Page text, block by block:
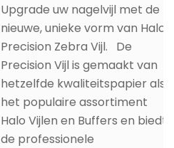
Upgrade uw nagelvijl met de
nieuwe, unieke vorm van Halo
Precision Zebra Vijl. De
Precision Vijl is gemaakt van
hetzelfde kwaliteitspapier als
het populaire assortiment
Halo Vijlen en Buffers en biedt
de professionele